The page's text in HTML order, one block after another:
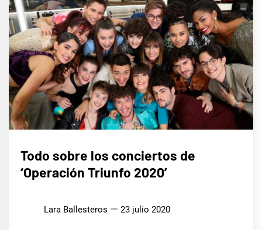
Todo sobre los conciertos de
‘Operación Triunfo 2020’
Lara Ballesteros 23 julio 2020